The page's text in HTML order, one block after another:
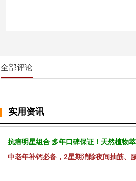
全部评论
实用资讯
抗癌明星组合 多年口碑保证！天然植物
中老年补钙必备，2星期消除夜间抽筋、